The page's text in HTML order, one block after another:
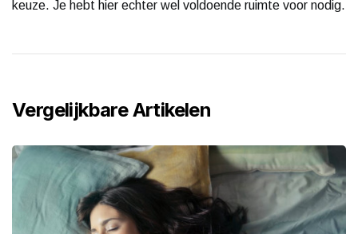
keuze. Je hebt hier echter wel voldoende ruimte voor nodig.
Vergelijkbare Artikelen